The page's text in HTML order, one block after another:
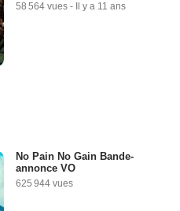
58 564 vues - Il y a 11 ans
No Pain No Gain Bande-
annonce VO
625 944 vues